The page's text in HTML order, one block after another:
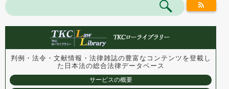
判例・法令・文献情報・法律雑誌の豊富なコンテンツを登載し
た 日本法の総合法律データベース
サービスの概要